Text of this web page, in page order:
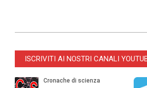
11-
ISCRIVITI AI NOSTRI CANALI